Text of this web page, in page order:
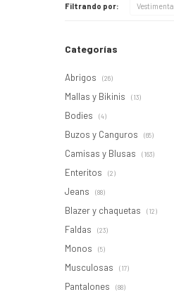
Filtrando por: Vestimenta
Categorías
Abrigos (26)
Mallas y Bikinis (13)
Bodies (4)
Buzos y Canguros (65)
Camisas y Blusas (163)
Enteritos (2)
Jeans (88)
Blazer y chaquetas (12)
Faldas (23)
Monos (5)
Musculosas (17)
Pantalones (88)